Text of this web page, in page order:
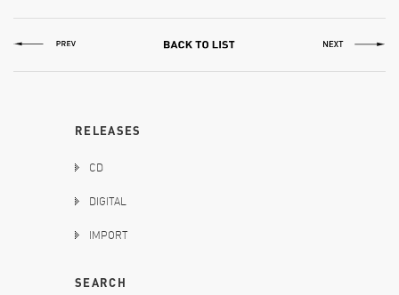
RELEASES
CD
DIGITAL
IMPORT
SEARCH